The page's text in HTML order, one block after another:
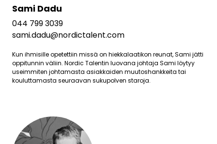
Sami Dadu
044 799 3039
sami.dadu@nordictalent.com
Kun ihmisille opetettiin missä on hiekkalaatikon reunat, Sami jätti
oppitunnin väliin. Nordic Talentin luovana johtaja Sami löytyy
useimmiten johtamasta asiakkaiden muutoshankkeita tai
kouluttamasta seuraavan sukupolven staroja.